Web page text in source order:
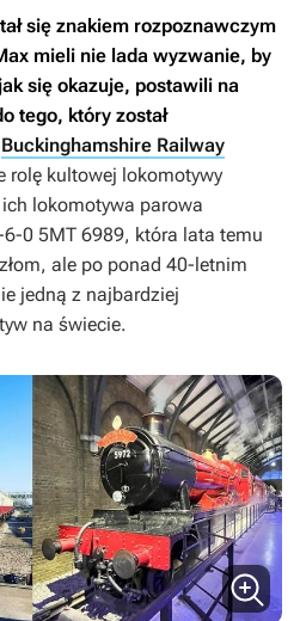
się znakiem rozpoznawczym
mieli nie lada wyzwanie, by
się okazuje, postawili na
tego, który został
Buckinghamshire Railway
rolę kultowej lokomotywy
lokomotywa parowa
0 5MT 6989, która lata temu
ale po ponad 40-letnim
jedną z najbardziej
na świecie.